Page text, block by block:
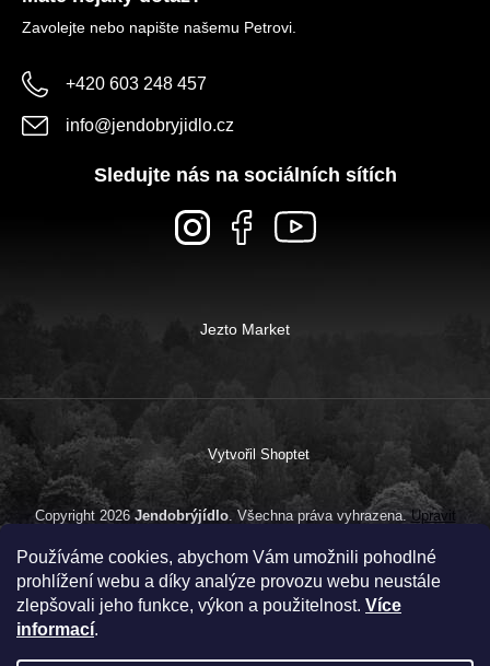
Používáme cookies, abychom Vám umožnili pohodlné
prohlížení webu a díky analýze provozu webu neustále
zlepšovali jeho funkce, výkon a použitelnost. Více
informací.
Zavolejte nebo napište našemu Petrovi.
+420 603 248 457
info@jendobryjidlo.cz
Sledujte nás na sociálních sítích
Jezto Market
Vytvořil Shoptet
Copyright 2026 Jendobrýjídlo. Všechna práva vyhrazena.Upravit